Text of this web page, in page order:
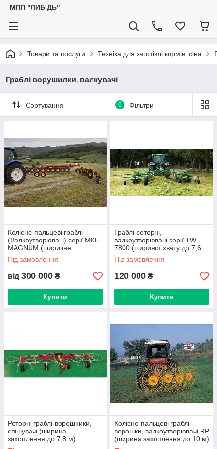
МПП "ЛИБІДЬ"
Товари та послуги Техніка для заготівлі кормів, сіна
Граблі ворушилки, валкувачі
Сортування 0 Фільтри
Колісно-пальцеві граблі
(Валкоутворювачі) серії MKE
MAGNUM (ширичне
захоплення до 11,4 м)
Під замовлення
від 300 000 ₴
Купити
Граблі роторні,
валкоутворювачі серії TW
7800 (шириної хвату до 7,6
м)
Під замовлення
120 000 ₴
Купити
Роторні граблі-ворошники,
спішувачі (ширина
захоплення до 7,8 м)
Колісно-пальцеві граблі-
ворошки, валкоутворювачі RP
(ширина захоплення до 10 м)